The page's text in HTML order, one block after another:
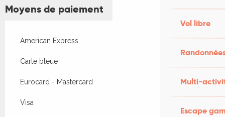
Vol libre
Multi-
Escape
Moyens de paiement
American Express
Carte bleue
Eurocard - Mastercard
Visa